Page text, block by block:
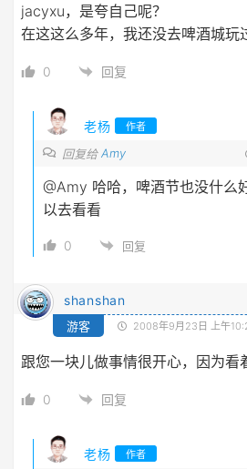
jacyxu，是夸自己呢？
在这这么多年，我还没去啤酒城玩
0 回复
老杨 作者
回复给Amy
@Amy 哈哈，啤酒节也没什么
以去看看
0 回复
shanshan
游客 2008年9月23日 上午
跟您一块儿做事情很开心，因为看
0 回复
老杨 作者